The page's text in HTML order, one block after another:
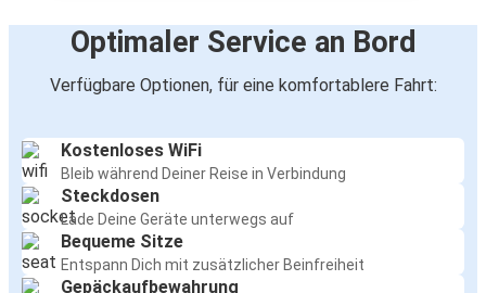
Optimaler Service an Bord
Verfügbare Optionen, für eine komfortablere Fahrt:
Kostenloses WiFi
Bleib während Deiner Reise in Verbindung
Steckdosen
Lade Deine Geräte unterwegs auf
Bequeme Sitze
Entspann Dich mit zusätzlicher Beinfreiheit
Gepäckaufbewahrung